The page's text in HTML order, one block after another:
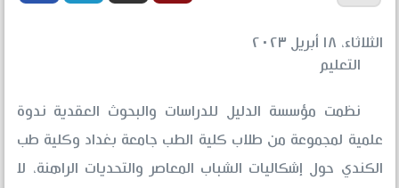
الثلاثاء، ١٨ أبريل ٢٠٢٣
التعليم
نظمت مؤسسة الدليل للدراسات والبحوث العقدية ندوة
علمية لمجموعة من طلاب كلية الطب جامعة بغداد وكلية طب
الكندي حول إشكاليات الشباب المعاصر والتحديات الراهنة، لا